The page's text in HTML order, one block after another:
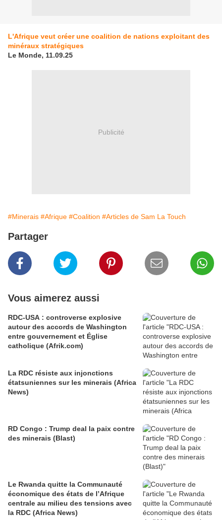
L'Afrique veut créer une coalition de nations exploitant des
minéraux stratégiques
Le Monde, 11.09.25
Publicité
#Minerais #Afrique #Coalition #Articles de Sam La Touch
Partager
Vous aimerez aussi
RDC-USA : controverse explosive
autour des accords de Washington
entre gouvernement et Église
catholique (Afrik.com)
La RDC résiste aux injonctions
étatsuniennes sur les minerais (Africa
News)
RD Congo : Trump deal la paix contre
des minerais (Blast)
Le Rwanda quitte la Communauté
économique des états de l’Afrique
centrale au milieu des tensions avec
la RDC (Africa News)